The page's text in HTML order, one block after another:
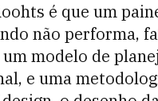
é que um
não performa,
modelo de
e uma